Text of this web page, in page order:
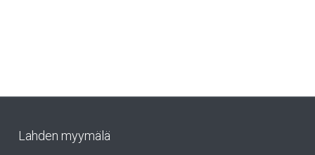
Lahden myymälä